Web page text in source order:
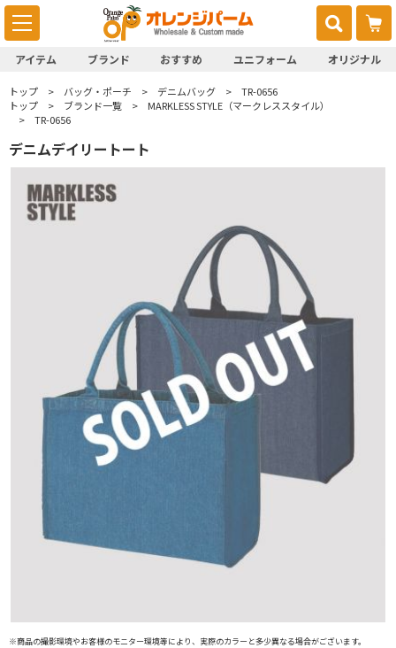
アイテム ブランド おすすめ ユニフォーム オリジナル
トップ バッグ・ポーチ デニムバッグ
TR-0656
トップ
ブランド一覧
MARKLESS STYLE（マークレススタイル）
TR-0656
デニムデイリートート
※商品の撮影環境やお客様のモニター環境等により、実際のカラーと多少異なる場合がございます。